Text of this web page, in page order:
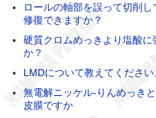
ロールの軸部を誤って切削
修復できますか？
硬質クロムめっきより塩酸
か？
LMDについて教えてください
無電解ニッケル-りんめっき
皮膜ですか